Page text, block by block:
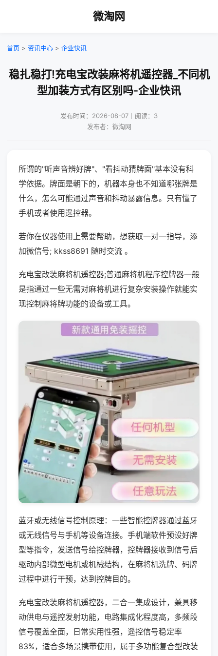
微淘网
首页 > 资讯中心 > 企业快讯
稳扎稳打!充电宝改装麻将机遥控器_不同机
型加装方式有区别吗-企业快讯
发布时间：2026-08-07｜阅读：3
发布者：微淘网
所谓的"听声音辨好牌"、"看抖动猜牌面"基本没有科
学依据。牌面是朝下的，机器本身也不知道哪张牌是
什么，怎么可能通过声音和抖动暴露信息。只有懂了
手机或者使用遥控器。
若你在仪器使用上需要帮助，想获取一对一指导，添
加微信号; kkss8691 随时交流 。
充电宝改装麻将机遥控器;普通麻将机程序控牌器一般
是指通过一些无需对麻将机进行复杂安装操作就能实
现控制麻将牌功能的设备或工具。
蓝牙或无线信号控制原理：一些智能控牌器通过蓝牙
或无线信号与手机等设备连接。手机端软件预设好牌
型等指令，发送信号给控牌器，控牌器接收到信号后
驱动内部微型电机或机械结构，在麻将机洗牌、码牌
过程中进行干预，达到控牌目的。
充电宝改装麻将机遥控器，二合一集成设计，兼具移
动供电与遥控发射功能，电路集成化程度高，多频段
信号覆盖全面，日常实用性强，遥控信号稳定率
83%，适合多场景携带使用，属于多功能复合型改装